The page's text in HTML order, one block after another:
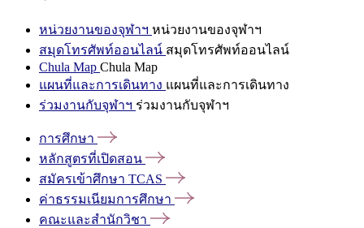
หน่วยงานของจุฬาฯ หน่วยงานของจุฬาฯ
สมุดโทรศัพท์ออนไลน์ สมุดโทรศัพท์ออนไลน์
Chula Map Chula Map
แผนที่และการเดินทาง แผนที่และการเดินทาง
ร่วมงานกับจุฬาฯ ร่วมงานกับจุฬาฯ
การศึกษา
หลักสูตรที่เปิดสอน
สมัครเข้าศึกษา TCAS
ค่าธรรมเนียมการศึกษา
คณะและสำนักวิชา